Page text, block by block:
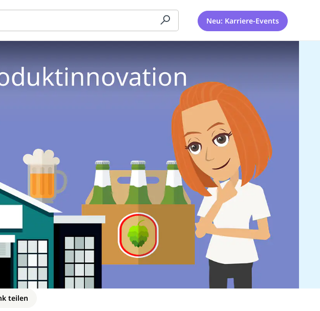
Neu: Karriere-Events
teilen